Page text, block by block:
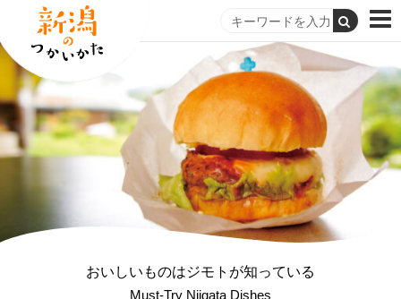
おいしいものはジモトが知っている
Must-Try Niigata Dishes